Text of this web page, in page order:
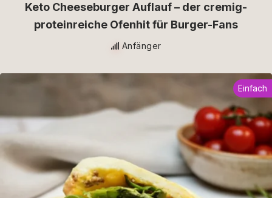
Keto Cheeseburger Auflauf – der cremig-
proteinreiche Ofenhit für Burger-Fans
Anfänger
Einfach